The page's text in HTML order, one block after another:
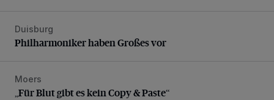
Philharmoniker haben Großes vor
Duisburg
Philharmoniker haben Großes vor
„Für Blut gibt es kein Copy & Paste“
Moers
„Für Blut gibt es kein Copy & Paste“